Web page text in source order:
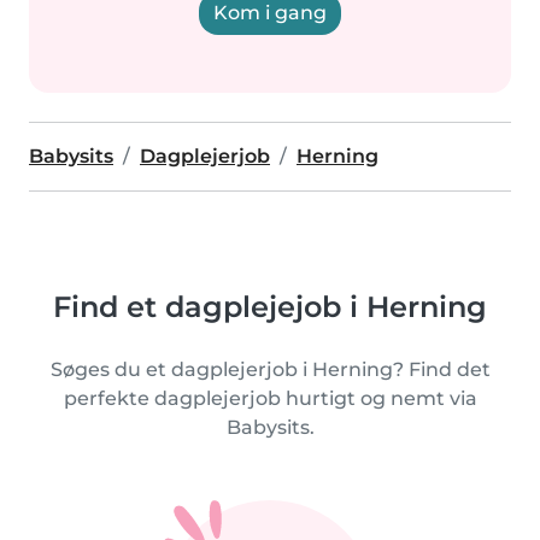
Kom i gang
Babysits Dagplejerjob Herning
Find et dagplejejob i Herning
Søges du et dagplejerjob i Herning? Find det
perfekte dagplejerjob hurtigt og nemt via
Babysits.